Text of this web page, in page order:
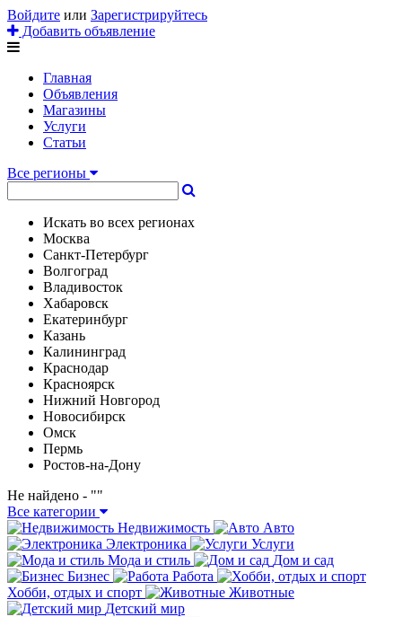
Войдите или Зарегистрируйтесь
Добавить объявление
Главная
Объявления
Магазины
Услуги
Статьи
Все регионы
Искать во всех регионах
Москва
Санкт-Петербург
Волгоград
Владивосток
Хабаровск
Екатеринбург
Казань
Калининград
Краснодар
Красноярск
Нижний Новгород
Новосибирск
Омск
Пермь
Ростов-на-Дону
Не найдено - ""
Все категории
Недвижимость
Авто
Электроника
Услуги
Мода и стиль
Дом и сад
Бизнес
Работа
Хобби, отдых и спорт
Животные
Детский мир